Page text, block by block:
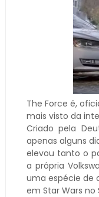
The Force é,
mais visto da
Criado pela
apenas alguns
elevou tanto o
a própria
uma espécie de
em Star Wars no